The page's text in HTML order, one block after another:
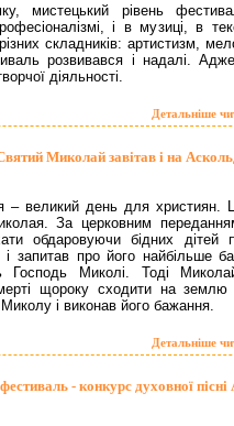
мистецький рівень
і в музиці, в
складників: артистизм,
розвивався і надалі.
діяльності.
Детальніше
Миколай завітав і на
– великий день для християн.
За церковним
обдаровуючи бідних дітей
запитав про його найбільше
Господь Миколі. Тоді
щороку сходити на землю
і виконав його бажання.
Детальніше
- конкурс духовної